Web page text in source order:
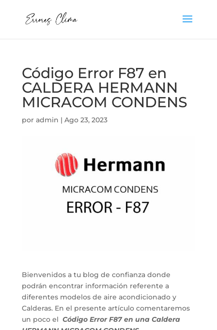
Código Error F87 en
CALDERA HERMANN
MICRACOM CONDENS
por admin | Ago 23, 2023
Bienvenidos a tu blog de confianza donde
podrán encontrar información referente a
diferentes modelos de aire acondicionado y
Calderas. En el presente artículo comentaremos
un poco el Código Error F87 en una Caldera